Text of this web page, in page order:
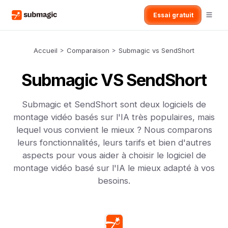
Essai gratuit
Accueil > Comparaison > Submagic vs SendShort
Submagic VS SendShort
Submagic et SendShort sont deux logiciels de
montage vidéo basés sur l'IA très populaires, mais
lequel vous convient le mieux ? Nous comparons
leurs fonctionnalités, leurs tarifs et bien d'autres
aspects pour vous aider à choisir le logiciel de
montage vidéo basé sur l'IA le mieux adapté à vos
besoins.